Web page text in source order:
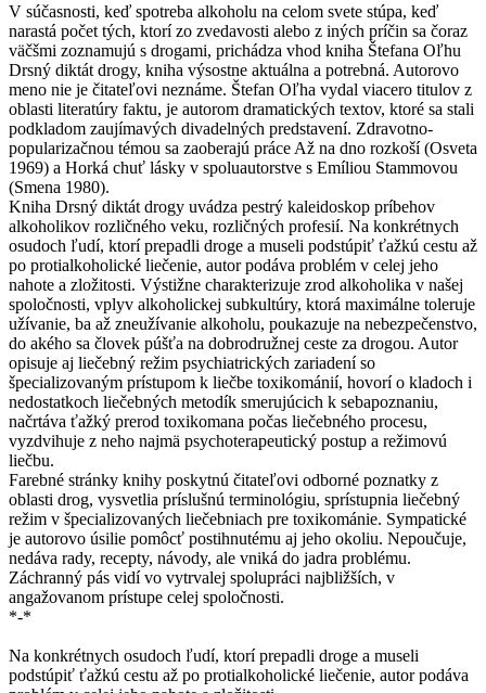
V súčasnosti, keď spotreba alkoholu na celom svete stúpa, keď
narastá počet tých, ktorí zo zvedavosti alebo z iných príčin sa čoraz
väčšmi zoznamujú s drogami, prichádza vhod kniha Štefana Oľhu
Drsný diktát drogy, kniha výsostne aktuálna a potrebná. Autorovo
meno nie je čitateľovi neznáme. Štefan Oľha vydal viacero titulov z
oblasti literatúry faktu, je autorom dramatických textov, ktoré sa stali
podkladom zaujímavých divadelných predstavení. Zdravotno-
popularizačnou témou sa zaoberajú práce Až na dno rozkoší (Osveta
1969) a Horká chuť lásky v spoluautorstve s Emíliou Stammovou
(Smena 1980).
Kniha Drsný diktát drogy uvádza pestrý kaleidoskop príbehov
alkoholikov rozličného veku, rozličných profesií. Na konkrétnych
osudoch ľudí, ktorí prepadli droge a museli podstúpiť ťažkú cestu až
po protialkoholické liečenie, autor podáva problém v celej jeho
nahote a zložitosti. Výstižne charakterizuje zrod alkoholika v našej
spoločnosti, vplyv alkoholickej subkultúry, ktorá maximálne toleruje
užívanie, ba až zneužívanie alkoholu, poukazuje na nebezpečenstvo,
do akého sa človek púšťa na dobrodružnej ceste za drogou. Autor
opisuje aj liečebný režim psychiatrických zariadení so
špecializovaným prístupom k liečbe toxikománií, hovorí o kladoch i
nedostatkoch liečebných metodík smerujúcich k sebapoznaniu,
načrtáva ťažký prerod toxikomana počas liečebného procesu,
vyzdvihuje z neho najmä psychoterapeutický postup a režimovú
liečbu.
Farebné stránky knihy poskytnú čitateľovi odborné poznatky z
oblasti drog, vysvetlia príslušnú terminológiu, sprístupnia liečebný
režim v špecializovaných liečebniach pre toxikománie. Sympatické
je autorovo úsilie pomôcť postihnutému aj jeho okoliu. Nepoučuje,
nedáva rady, recepty, návody, ale vniká do jadra problému.
Záchranný pás vidí vo vytrvalej spolupráci najbližších, v
angažovanom prístupe celej spoločnosti.
*-*
Na konkrétnych osudoch ľudí, ktorí prepadli droge a museli
podstúpiť ťažkú cestu až po protialkoholické liečenie, autor podáva